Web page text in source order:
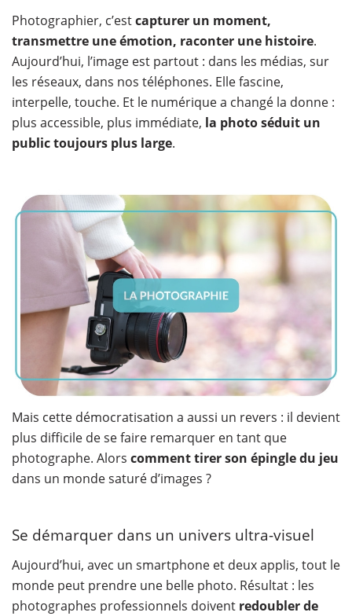
Photographier, c’estcapturer un moment,
transmettre une émotion, raconter une histoire.
Aujourd’hui, l’image est partout : dans les médias, sur
les réseaux, dans nos téléphones. Elle fascine,
interpelle, touche. Et le numérique a changé la donne :
plus accessible, plus immédiate, la photo séduit un
public toujours plus large.
Mais cette démocratisation a aussi un revers : il devient
plus difficile de se faire remarquer en tant que
photographe. Alors comment tirer son épingle du jeu
dans un monde saturé d’images ?
Se démarquer dans un univers ultra-visuel
Aujourd’hui, avec un smartphone et deux applis, tout le
monde peut prendre une belle photo. Résultat : les
photographes professionnels doivent redoubler de